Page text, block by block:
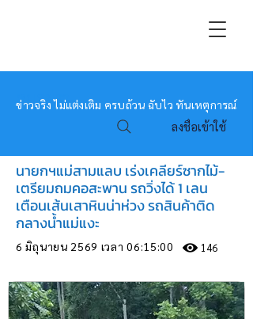
หมอข่าว
ข่าวจริง ไม่แต่งเติม ครบถ้วน ฉับไว ทันเหตุการณ์
ลงชื่อเข้าใช้
นายกฯแม่สามแลบ เร่งเคลียร์ซากไม้-
เตรียมถมคอสะพาน รถวิ่งได้ 1 เลน
เตือนเส้นเสาหินน่าห่วง รถสินค้าติด
กลางน้ำแม่แงะ
6 มิถุนายน 2569 เวลา 06:15:00 146